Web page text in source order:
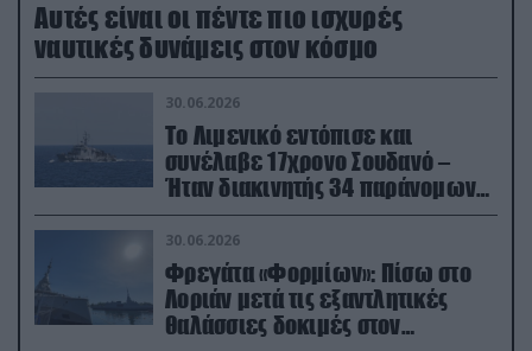
Aυτές είναι οι πέντε πιο ισχυρές
ναυτικές δυνάμεις στον κόσμο
30.06.2026
Το Λιμενικό εντόπισε και
συνέλαβε 17χρονο Σουδανό –
Ήταν διακινητής 34 παράνομων
μεταναστών
30.06.2026
Φρεγάτα «Φορμίων»: Πίσω στο
Λοριάν μετά τις εξαντλητικές
θαλάσσιες δοκιμές στον